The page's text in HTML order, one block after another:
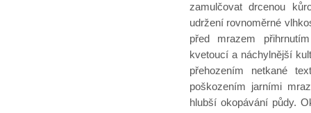
zamulčovat drcenou
udržení rovnoměrné
před mrazem
kvetoucí a náchylnější
přehozením netkané
poškozením jarními
hlubší okopávání půdy.